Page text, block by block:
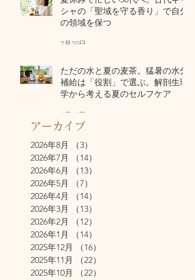
シャの「聖域を守る香り」で自分
の領域を保つ
7月20日
ただの水と夏の麦茶。猛暑の水分
補給は「役割」で選ぶ。解剖生理
学から考える夏のセルフケア
7月17日
アーカイブ
2026年8月
（3）
2026年7月
（14）
2026年6月
（13）
2026年5月
（7）
2026年4月
（14）
2026年3月
（13）
2026年2月
（12）
2026年1月
（14）
2025年12月
（16）
2025年11月
（22）
2025年10月
（22）